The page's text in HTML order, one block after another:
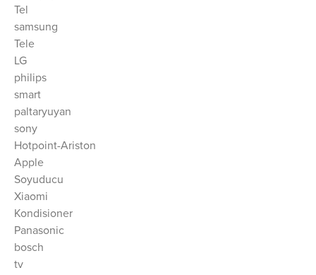
Tel
samsung
Tele
LG
philips
smart
paltaryuyan
sony
Hotpoint-Ariston
Apple
Soyuducu
Xiaomi
Kondisioner
Panasonic
bosch
tv